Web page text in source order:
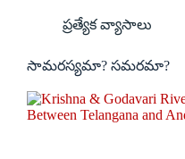
ప్రత్యేక వ్యాసాలు
సామరస్యమా? సమరమా?